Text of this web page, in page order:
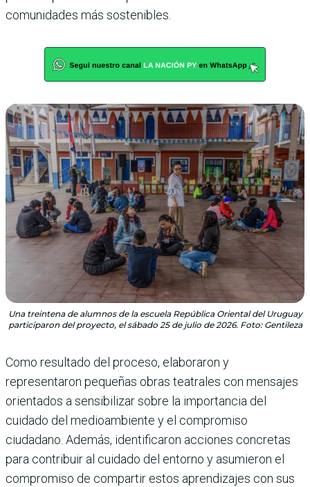
comunidades más sostenibles.
Una treintena de alumnos de la escuela República Oriental del Uruguay
participaron del proyecto, el sábado 25 de julio de 2026. Foto: Gentileza
Como resultado del proceso, elaboraron y
representaron pequeñas obras teatrales con mensajes
orientados a sensibilizar sobre la importancia del
cuidado del medioambiente y el compromiso
ciudadano. Además, identificaron acciones concretas
para contribuir al cuidado del entorno y asumieron el
compromiso de compartir estos aprendizajes con sus